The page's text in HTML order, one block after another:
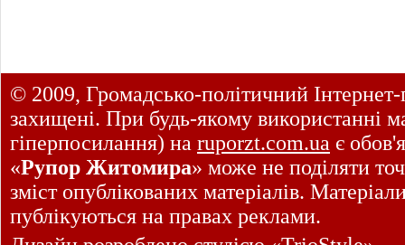
© 2009, Громадсько-політичний
захищені. При будь-якому використанні
гіперпосилання) на ruporzt.com.ua є
«Рупор Житомира» може не поділяти
зміст опублікованих матеріалів.
публікуються на правах реклами.